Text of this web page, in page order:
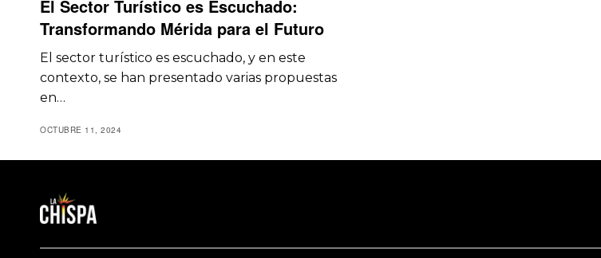
El Sector Turístico es Escuchado:
Transformando Mérida para el Futuro
El sector turístico es escuchado, y en este
contexto, se han presentado varias propuestas
en…
OCTUBRE 11, 2024